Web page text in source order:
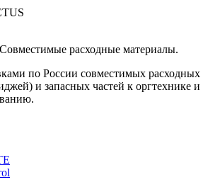
расходные материалы.
по России совместимых расходных
и запасных частей к оргтехнике и